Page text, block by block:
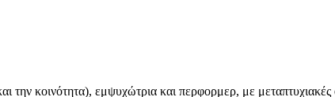
την κοινότητα), εμψυχώτρια και περφορμερ, με